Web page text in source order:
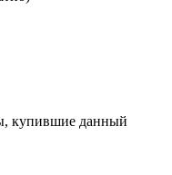
купившие данный